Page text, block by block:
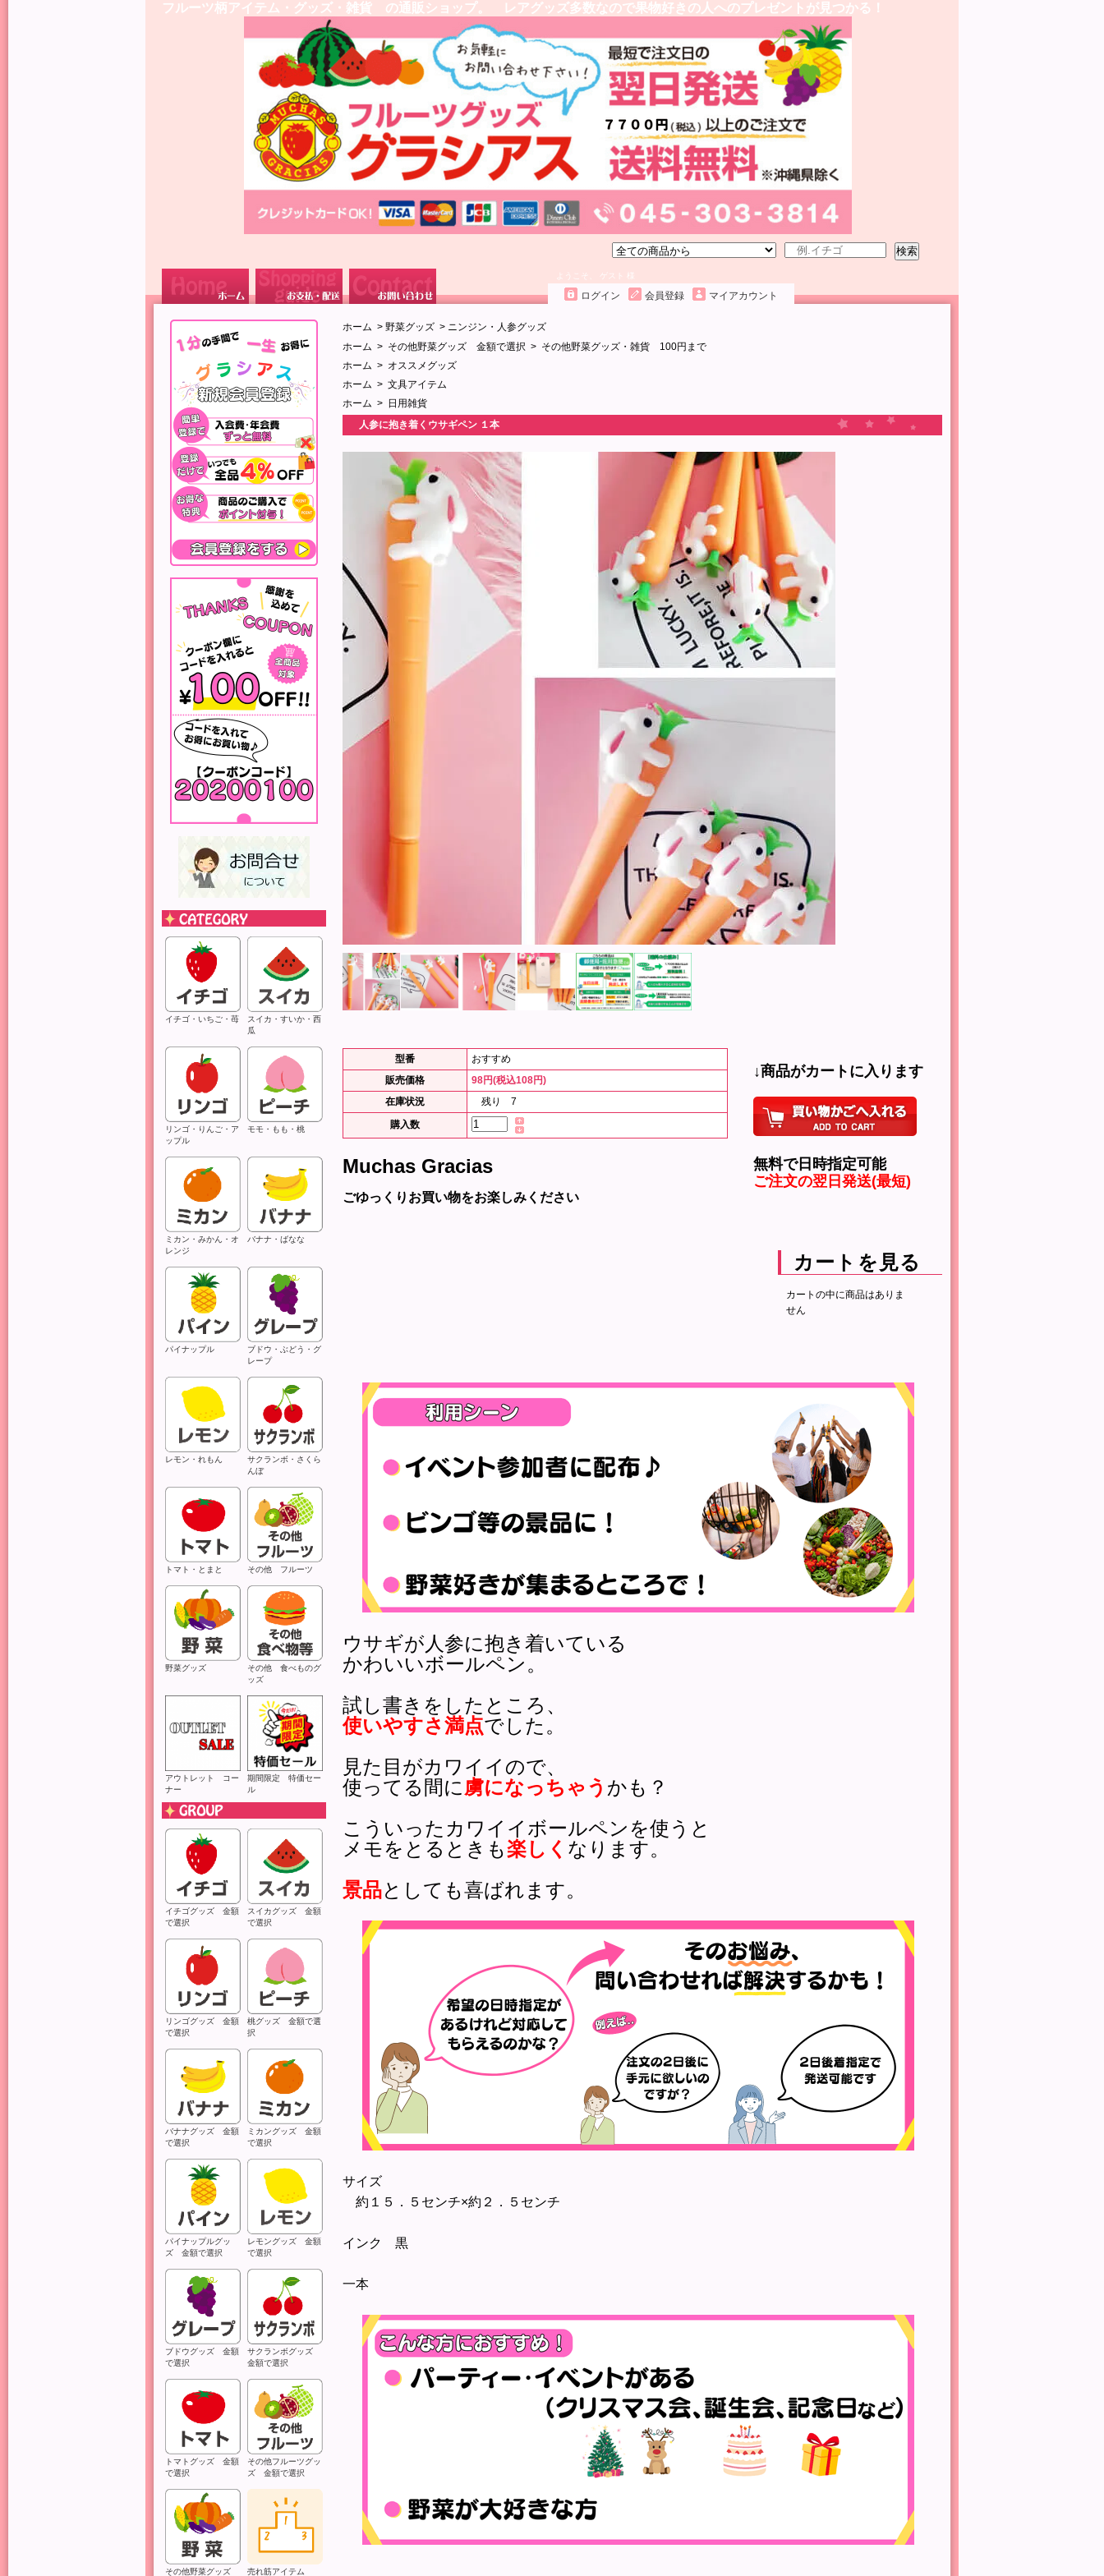
フルーツ柄アイテム・グッズ・雑貨 の通販ショップ。 レアグッズ多数なので果物好きの人へのプレゼントが見つかる！
検索
ようこそ、 ゲスト 様
ログイン 会員登録 マイアカウント
イチゴ・いちご・苺
スイカ・すいか・西
瓜
リンゴ・りんご・ア
ップル
モモ・もも・桃
ミカン・みかん・オ
レンジ
バナナ・ばなな
パイナップル
ブドウ・ぶどう・グ
レープ
レモン・れもん
サクランボ・さくら
んぼ
トマト・とまと その他 フルーツ
野菜グッズ
その他 食べものグ
ッズ
アウトレット コー
ナー
期間限定 特価セー
ル
イチゴグッズ 金額
で選択
スイカグッズ 金額
で選択
リンゴグッズ 金額
で選択
桃グッズ 金額で選
択
バナナグッズ 金額
で選択
ミカングッズ 金額
で選択
パイナップルグッ
ズ 金額で選択
レモングッズ 金額
で選択
ブドウグッズ 金額
で選択
サクランボグッズ
金額で選択
トマトグッズ 金額
で選択
その他フルーツグッ
ズ 金額で選択
その他野菜グッズ 売れ筋アイテム
ホーム > 野菜グッズ > ニンジン・人参グッズ
ホーム > その他野菜グッズ 金額で選択 > その他野菜グッズ・雑貨 100円まで
ホーム > オススメグッズ
ホーム > 文具アイテム
ホーム > 日用雑貨
人参に抱き着くウサギペン １本
型番
おすすめ
販売価格
98円(税込108円)
在庫状況
残り 7
購入数
↓商品がカートに入ります
無料で日時指定可能
ご注文の翌日発送(最短)
カートを見る
カートの中に商品はありま
せん
Muchas Gracias
ごゆっくりお買い物をお楽しみください
ウサギが人参に抱き着いている
かわいいボールペン。
試し書きをしたところ、
使いやすさ満点でした。
見た目がカワイイので、
使ってる間に 虜になっちゃう かも？
こういったカワイイボールペンを使うと
メモをとるときも楽しく なります。
景品としても喜ばれます。
サイズ
約１５．５センチ×約２．５センチ
インク 黒
一本